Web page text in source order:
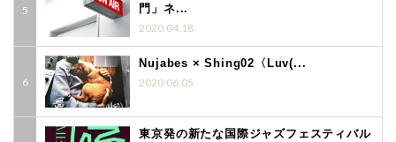
門」ネ...
2020.04.18
Nujabes × Shing02〈Luv(...
2020.06.05
東京発の新たな国際ジャズフェスティバル